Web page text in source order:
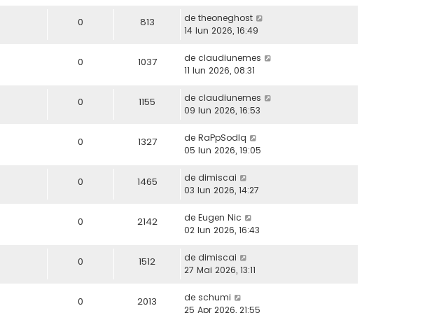
0 813 de theoneghost
14 Iun 2026, 16:49
0 1037 de claudiunemes
11 Iun 2026, 08:31
0 1155 de claudiunemes
09 Iun 2026, 16:53
0 1327 de RaPpSodIq
05 Iun 2026, 19:05
0 1465 de dimiscai
03 Iun 2026, 14:27
0 2142 de Eugen Nic
02 Iun 2026, 16:43
0 1512 de dimiscai
27 Mai 2026, 13:11
0 2013 de schumi
25 Apr 2026, 21:55